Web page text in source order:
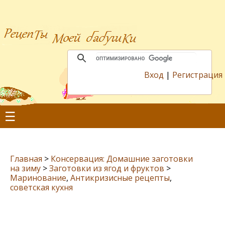
Вход | Регистрация
☰
Главная > Консервация: Домашние заготовки
на зиму >Заготовки из ягод и фруктов >
Маринование, Антикризисные рецепты,
советская кухня